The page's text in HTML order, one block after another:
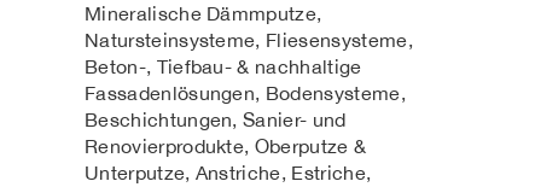
Mineralische Dämmputze,
Natursteinsysteme, Fliesensysteme,
Beton-, Tiefbau- & nachhaltige
Fassadenlösungen, Bodensysteme,
Beschichtungen, Sanier- und
Renovierprodukte, Oberputze &
Unterputze, Anstriche, Estriche,